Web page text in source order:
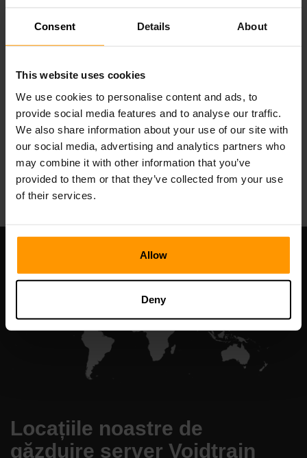
Consent Details About
This website uses cookies
We use cookies to personalise content and ads, to
provide social media features and to analyse our traffic.
We also share information about your use of our site with
our social media, advertising and analytics partners who
may combine it with other information that you’ve
provided to them or that they’ve collected from your use
of their services.
Allow
Deny
Valheim
Găzduire server
All Games
Locațiile noastre de
găzduire server Voidtrain